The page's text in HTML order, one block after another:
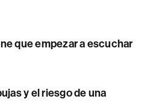
que empezar a escuchar
y el riesgo de una